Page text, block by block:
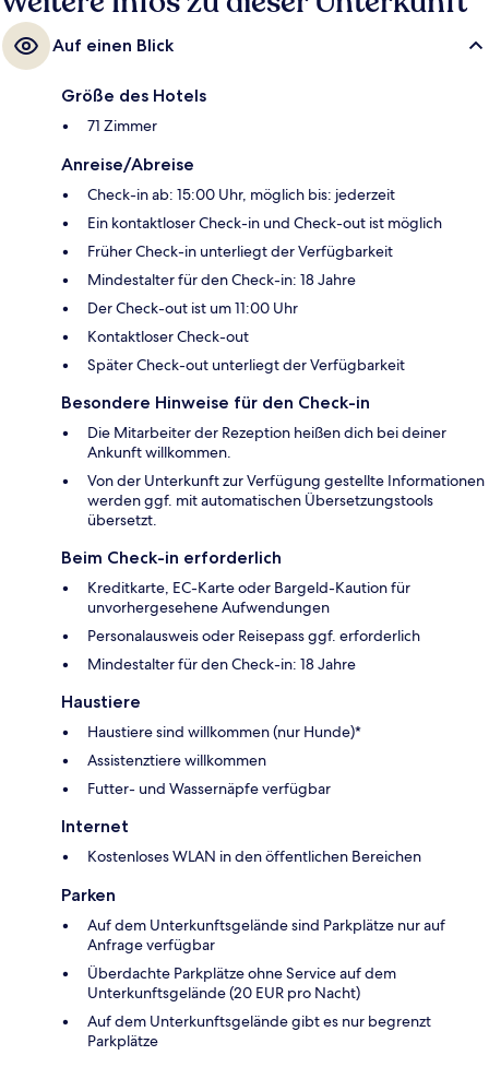
Auf einen Blick
Größe des Hotels
71 Zimmer
Anreise/Abreise
Check-in ab: 15:00 Uhr, möglich bis: jederzeit
Ein kontaktloser Check-in und Check-out ist möglich
Früher Check-in unterliegt der Verfügbarkeit
Mindestalter für den Check-in: 18 Jahre
Der Check-out ist um 11:00 Uhr
Kontaktloser Check-out
Später Check-out unterliegt der Verfügbarkeit
Besondere Hinweise für den Check-in
Die Mitarbeiter der Rezeption heißen dich bei deiner
Ankunft willkommen.
Von der Unterkunft zur Verfügung gestellte Informationen
werden ggf. mit automatischen Übersetzungstools
übersetzt.
Beim Check-in erforderlich
Kreditkarte, EC-Karte oder Bargeld-Kaution für
unvorhergesehene Aufwendungen
Personalausweis oder Reisepass ggf. erforderlich
Mindestalter für den Check-in: 18 Jahre
Haustiere
Haustiere sind willkommen (nur Hunde)*
Assistenztiere willkommen
Futter- und Wassernäpfe verfügbar
Internet
Kostenloses WLAN in den öffentlichen Bereichen
Parken
Auf dem Unterkunftsgelände sind Parkplätze nur auf
Anfrage verfügbar
Überdachte Parkplätze ohne Service auf dem
Unterkunftsgelände (20 EUR pro Nacht)
Auf dem Unterkunftsgelände gibt es nur begrenzt
Parkplätze